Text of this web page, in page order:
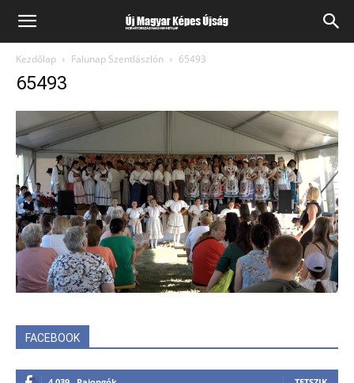
Kezdőlap Falunap Szentlászlón 65493
65493
FACEBOOK